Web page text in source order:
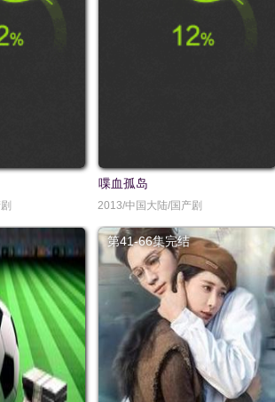
喋血孤岛
2013/中国大陆/国产剧
第41-66集完结